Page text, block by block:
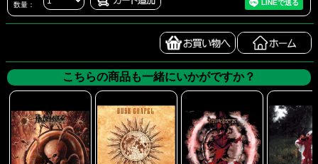
数量：
こちらの商品も一緒にいかがですか？